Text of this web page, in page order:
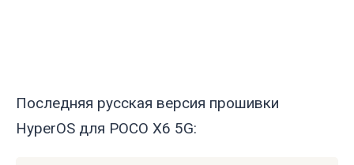
Последняя русская версия прошивки
HyperOS для POCO X6 5G: